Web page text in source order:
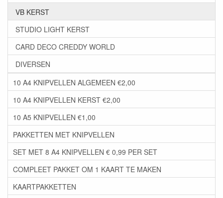
VB KERST
STUDIO LIGHT KERST
CARD DECO CREDDY WORLD
DIVERSEN
10 A4 KNIPVELLEN ALGEMEEN €2,00
10 A4 KNIPVELLEN KERST €2,00
10 A5 KNIPVELLEN €1,00
PAKKETTEN MET KNIPVELLEN
SET MET 8 A4 KNIPVELLEN € 0,99 PER SET
COMPLEET PAKKET OM 1 KAART TE MAKEN
KAARTPAKKETTEN